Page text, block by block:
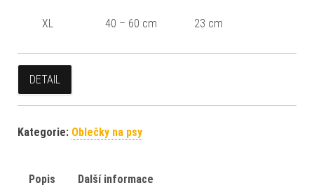
XL 40 – 60 cm 23 cm
DETAIL
Kategorie: Oblečky na psy
Popis Další informace